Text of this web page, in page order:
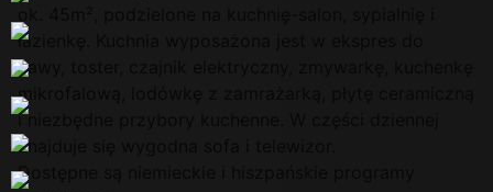
łazienkę. Kuchnia wyposażona jest w ekspres do
kawy, toster, czajnik elektryczny, zmywarkę, kuchenkę
mikrofalową, lodówkę z zamrażarką, płytę ceramiczną
i niezbędne przybory kuchenne. W części dziennej
znajduje się wygodna sofa i telewizor.
Dostępne są niemieckie i hiszpańskie programy